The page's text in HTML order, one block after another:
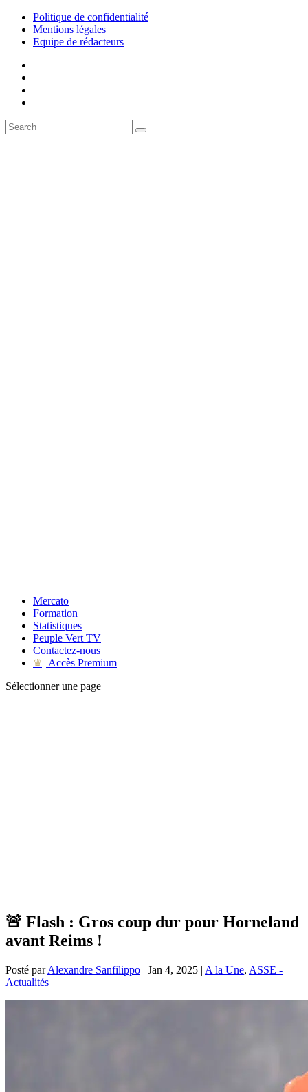
Politique de confidentialité
Mentions légales
Equipe de rédacteurs
Mercato
Formation
Statistiques
Peuple Vert TV
Contactez-nous
♛
Accès Premium
Sélectionner une page
🚨 Flash : Gros coup dur pour Horneland
avant Reims !
Posté parAlexandre Sanfilippo | Jan 4, 2025 | A la Une, ASSE -
Actualités